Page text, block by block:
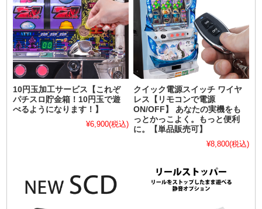
10円玉加工サービス【これぞ
パチスロ貯金箱！10円玉で遊
べるようになります！】
¥6,900(税込)
クイック電源スイッチ ワイヤ
レス【リモコンで電源
ON/OFF】 あなたの実機をも
っとかっこよく。もっと便利
に。【単品販売可】
¥8,800(税込)